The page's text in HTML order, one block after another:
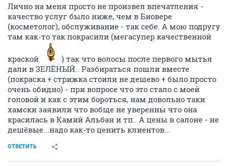
Лично на меня просто не произвел впечатления -
качество услуг было ниже, чем в Биовере
(косметолог), обслуживание - так себе. А мою подругу
там как-то так покрасили (мегасупер качественной
краской
) так что волосы после первого мытья
дали в ЗЕЛЁНЫЙ.. Разбираться пошли вместе
(покраска + стрижка стоили не дешево + было просто
очень обидно) - при вопросе что это стало с моей
головой и как с этим бороться, нам довольно таки
хамски заявили что вобще не уверенны что она
красилась в Камий Альбан и тп.. А цены в салоне - не
дешёвые...надо как-то ценить клиентов...
ОТВЕТИТЬ